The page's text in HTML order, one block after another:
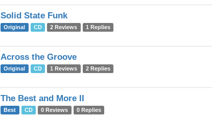
Solid State Funk
Original CD 2 Reviews 1 Replies
Across the Groove
Original CD 1 Reviews 2 Replies
The Best and More II
Best CD 0 Reviews 0 Replies